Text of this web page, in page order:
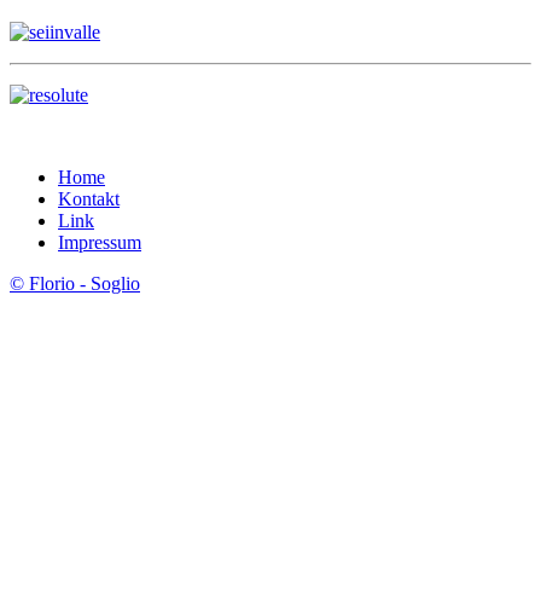
Home
Kontakt
Link
Impressum
© Florio - Soglio